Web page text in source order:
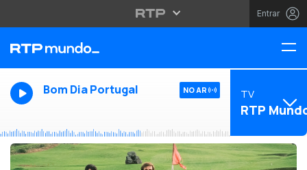
Entrar
Bom Dia Portugal NO AR TV
RTP